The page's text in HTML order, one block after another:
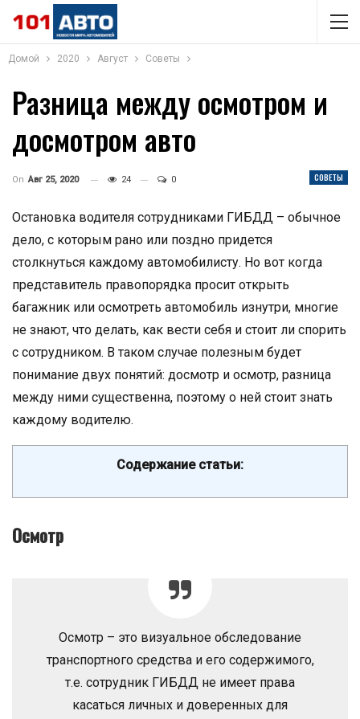
Домой 2020 Август Советы
Разница между осмотром и
досмотром авто
СОВЕТЫ
On Авг 25, 2020 24 0
Остановка водителя сотрудниками ГИБДД – обычное
дело, с которым рано или поздно придется
столкнуться каждому автомобилисту. Но вот когда
представитель правопорядка просит открыть
багажник или осмотреть автомобиль изнутри, многие
не знают, что делать, как вести себя и стоит ли спорить
с сотрудником. В таком случае полезным будет
понимание двух понятий: досмотр и осмотр, разница
между ними существенна, поэтому о ней стоит знать
каждому водителю.
Содержание статьи:
Осмотр
Осмотр – это визуальное обследование
транспортного средства и его содержимого,
т.е. сотрудник ГИБДД не имеет права
касаться личных и доверенных для